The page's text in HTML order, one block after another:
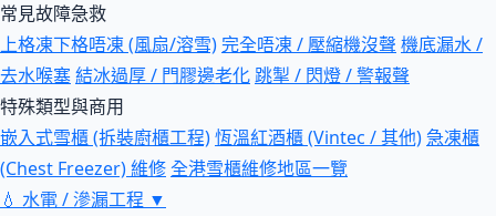
常見故障急救
上格凍下格唔凍 (風扇/溶雪)完全唔凍 / 壓縮機沒聲 機底漏水 /
去水喉塞結冰過厚 / 門膠邊老化跳掣 / 閃燈 / 警報聲
特殊類型與商用
嵌入式雪櫃 (拆裝廚櫃工程)恆溫紅酒櫃 (Vintec / 其他)急凍櫃
(Chest Freezer) 維修全港雪櫃維修地區一覽
💧 水電 / 滲漏工程 ▼